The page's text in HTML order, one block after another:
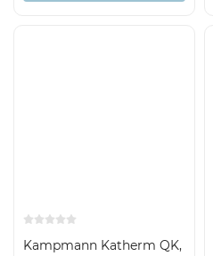
Kampmann Katherm QK,